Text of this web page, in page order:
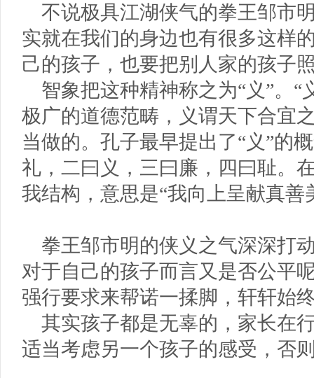
不说极具江湖侠气的拳王邹市
实就在我们的身边也有很多这样
己的孩子，也要把别人家的孩子
智象把这种精神称之为“义”。“
极广的道德范畴，义谓天下合宜
当做的。孔子最早提出了“义”的
礼，二曰义，三曰廉，四曰耻。
我结构，意思是“我向上呈献真善
拳王邹市明的侠义之气深深打
对于自己的孩子而言又是否公平
强行要求来帮诺一揉脚，轩轩始
其实孩子都是无辜的，家长在
适当考虑另一个孩子的感受，否